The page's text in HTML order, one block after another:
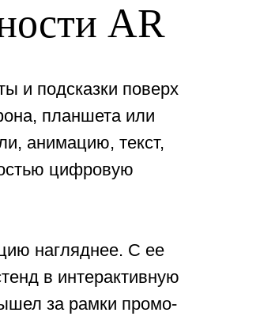
AR
и подсказки поверх
планшета или
анимацию, текст,
цифровую
нагляднее. С ее
в интерактивную
за рамки промо-